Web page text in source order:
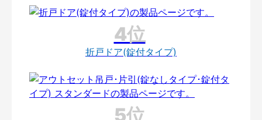
折戸ドア(錠付タイプ)